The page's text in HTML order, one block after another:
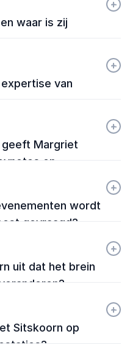
waar is zij
+
-
van
+
-
Margriet
en
+
-
wordt
gevraagd?
+
-
uit dat het brein
+
-
Sitskoorn op
+
-